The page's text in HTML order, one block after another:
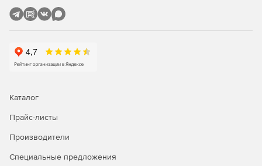
записям пользователей и групп с Windows NT Domain
Controller, включая информацию об аутентификации,
группах на Windows NT, мгновенно поступают и на сервер
пользователей и групп непосредственно через
интерфейс администратора.
Каталог
Прайс-листы
Производители
Специальные предложения